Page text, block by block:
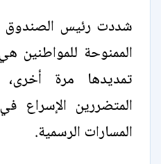
شددت رئيس الصندوق
الممنوحة للمواطنين
تمديدها مرة
المتضررين الإسراع
المسارات الرسمية.